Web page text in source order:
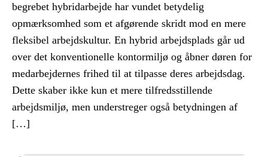
begrebet hybridarbejde har vundet betydelig
opmærksomhed som et afgørende skridt mod en mere
fleksibel arbejdskultur. En hybrid arbejdsplads går ud
over det konventionelle kontormiljø og åbner døren for
medarbejdernes frihed til at tilpasse deres arbejdsdag.
Dette skaber ikke kun et mere tilfredsstillende
arbejdsmiljø, men understreger også betydningen af
[…]